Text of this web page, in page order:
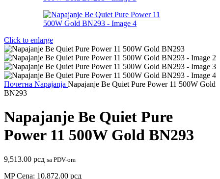
Click to enlarge
Почетна Napajanja Napajanje Be Quiet Pure Power 11 500W Gold
BN293
Napajanje Be Quiet Pure
Power 11 500W Gold BN293
9,513.00 рсд sa PDV-om
MP Cena: 10,872.00 рсд